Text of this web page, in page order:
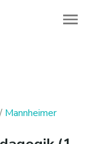
/ Mannheimer